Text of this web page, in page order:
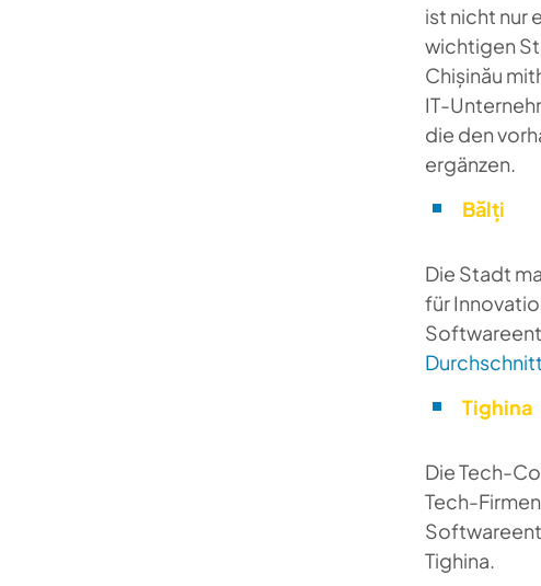
ist nicht nur
wichtigen
Chișinău
IT-
die den
ergänzen.
Bălți
Die Stadt
für
Tighina
Die Tech-
Tech-
Tighina.